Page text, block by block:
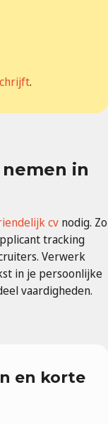
.
in
cv nodig. Zo
tracking
Verwerk
in je persoonlijke
vaardigheden.
en korte